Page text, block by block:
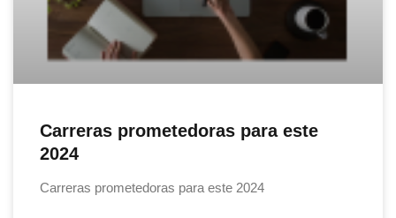
Carreras prometedoras para este
2024
Carreras prometedoras para este 2024